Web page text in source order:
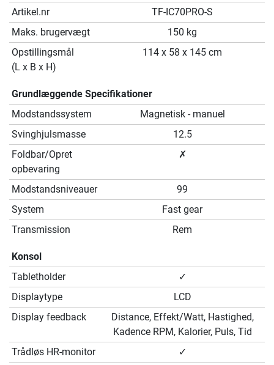
Artikel.nr
TF-IC70PRO-S
Maks. brugervægt
150 kg
Opstillingsmål
(L x B x H)
114 x 58 x 145 cm
Grundlæggende Specifikationer
Modstandssystem
Magnetisk - manuel
Svinghjulsmasse
12.5
Foldbar/Opret
opbevaring
✗
Modstandsniveauer
99
System
Fast gear
Transmission
Rem
Konsol
Tabletholder
✓
Displaytype
LCD
Display feedback
Distance, Effekt/Watt, Hastighed,
Kadence RPM, Kalorier, Puls, Tid
Trådløs HR-monitor
✓